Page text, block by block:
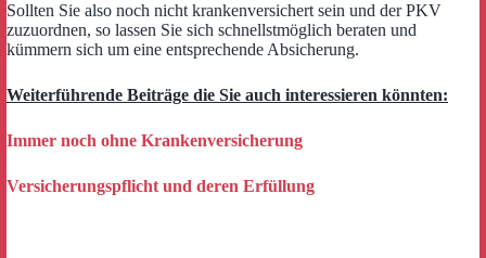
Sollten Sie also noch nicht krankenversichert sein und der PKV
zuzuordnen, so lassen Sie sich schnellstmöglich beraten und
kümmern sich um eine entsprechende Absicherung.
Weiterführende Beiträge die Sie auch interessieren könnten:
Immer noch ohne Krankenversicherung
Versicherungspflicht und deren Erfüllung